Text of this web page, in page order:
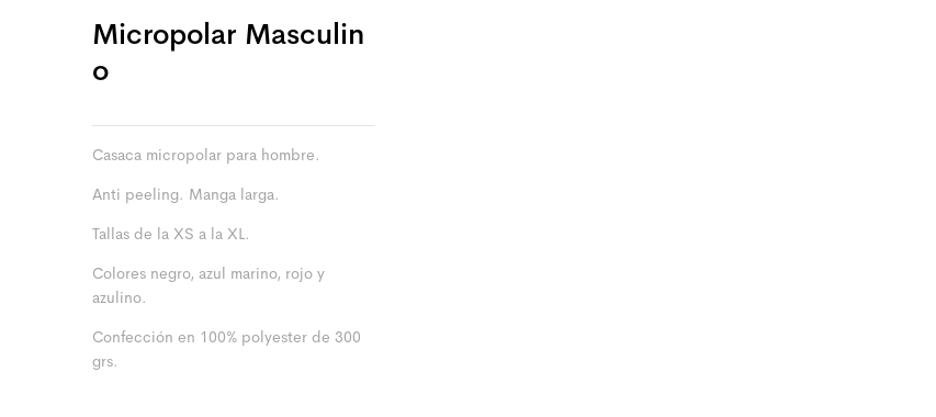
Micropolar Masculin
O
Casaca micropolar para hombre.
Anti peeling. Manga larga.
Tallas de la XS a la XL.
Colores negro, azul marino, rojo y
azulino.
Confección en 100% polyester de 300
grs.